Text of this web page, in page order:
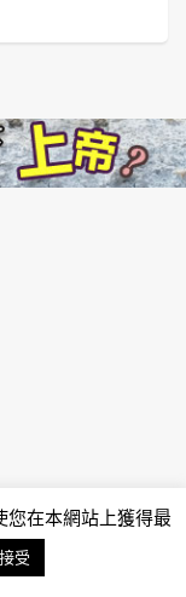
您在本網站上獲得最
接受